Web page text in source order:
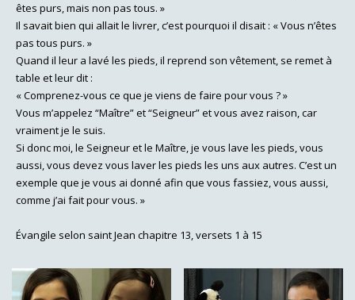
êtes purs, mais non pas tous. »
Il savait bien qui allait le livrer, c’est pourquoi il disait : « Vous n’êtes
pas tous purs. »
Quand il leur a lavé les pieds, il reprend son vêtement, se remet à
table et leur dit :
« Comprenez-vous ce que je viens de faire pour vous ? »
Vous m’appelez “Maître” et “Seigneur” et vous avez raison, car
vraiment je le suis.
Si donc moi, le Seigneur et le Maître, je vous lave les pieds, vous
aussi, vous devez vous laver les pieds les uns aux autres. C’est un
exemple que je vous ai donné afin que vous fassiez, vous aussi,
comme j’ai fait pour vous. »
Évangile selon saint Jean chapitre 13, versets 1 à 15